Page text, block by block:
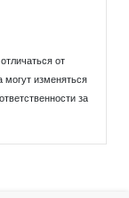
от
могут изменяться
за